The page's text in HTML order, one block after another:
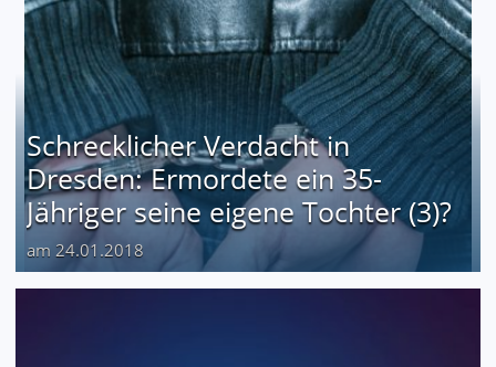
Schrecklicher Verdacht in
Dresden: Ermordete ein 35-
Jähriger seine eigene Tochter (3)?
am 24.01.2018